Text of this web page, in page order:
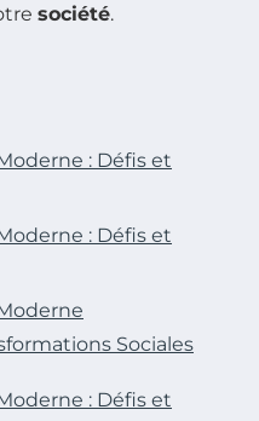
société.
: Défis et
: Défis et
Sociales
: Défis et